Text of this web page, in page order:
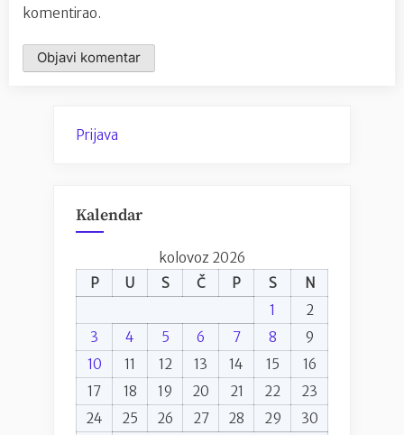
komentirao.
Prijava
Kalendar
kolovoz 2026
P
U S Č P S
N
1
2
3
4 5 6 7 8
9
10
11 12 13 14 15
16
17
18 19 20 21 22
23
24
25 26 27 28 29
30